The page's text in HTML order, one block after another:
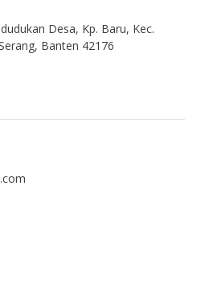
Desa, Kp. Baru, Kec.
Banten 42176